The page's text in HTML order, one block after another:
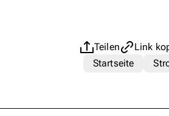
Teilen
Link
Startseite